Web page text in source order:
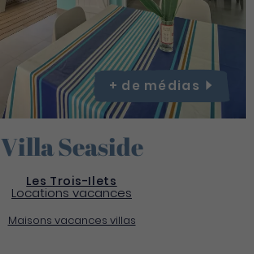
Villa Seaside
Les Trois-Ilets
Locations vacances
Maisons vacances villas
+ de médias